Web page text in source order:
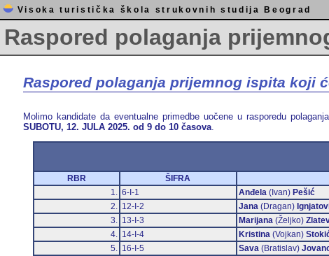
Visoka turistička škola strukovnih studija Beograd
Raspored polaganja
Raspored polaganja prijemnog ispita koji
Molimo kandidate da eventualne primedbe uočene u rasporedu
SUBOTU, 12. JULA 2025. od 9 do 10 časova
RBR
ŠIFRA
1. 6-I-1 Anđela(Ivan) Pešić
2. 12-I-2 Jana(Dragan)
3. 13-I-3 Marijana(Željko)
4. 14-I-4 Kristina(Vojkan)
5. 16-I-5 Sava(Bratislav)